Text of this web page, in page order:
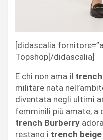
[didascalia
Topshop[/didascalia]
E chi non ama il trench
militare nata
diventata negli ultimi
femminili più amate, a
trench Burberry
restano i trench